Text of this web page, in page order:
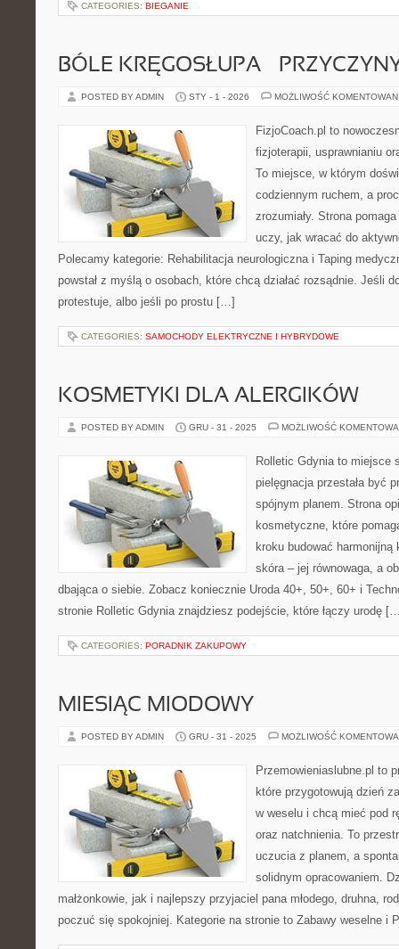
CATEGORIES: BIEGANIE
BÓLE KRĘGOSŁUPA –
POSTED BY ADMIN STY - 1 - 2026 MOŻLIWOŚĆ
FizjoCoach.pl to
fizjoterapii, usprawnianiu
To miejsce, w którym
codziennym ruchem, a
zrozumiały. Strona
uczy, jak wracać do
Polecamy kategorie: Rehabilitacja neurologiczna i Taping
powstał z myślą o osobach, które chcą działać rozsądnie. Jeśli
protestuje, albo jeśli po prostu […]
CATEGORIES: SAMOCHODY ELEKTRYCZNE I HYBRYDOWE
KOSMETYKI DLA ALERGIKÓW
POSTED BY ADMIN GRU - 31 - 2025 MOŻLIWOŚĆ
Rolletic Gdynia to miejsce
pielęgnacja przestała być
spójnym planem. Strona
kosmetyczne, które
kroku budować
skóra – jej równowaga, a
dbająca o siebie. Zobacz koniecznie Uroda 40+, 50+, 60+ i
stronie Rolletic Gdynia znajdziesz podejście, które łączy urodę
CATEGORIES: PORADNIK ZAKUPOWY
MIESIĄC MIODOWY
POSTED BY ADMIN GRU - 31 - 2025 MOŻLIWOŚĆ
Przemowieniaslubne.pl to
które przygotowują dzień
w weselu i chcą mieć pod
oraz natchnienia. To
uczucia z planem, a
solidnym opracowaniem.
małżonkowie, jak i najlepszy przyjaciel pana młodego, druhna,
poczuć się spokojniej. Kategorie na stronie to Zabawy weselne i